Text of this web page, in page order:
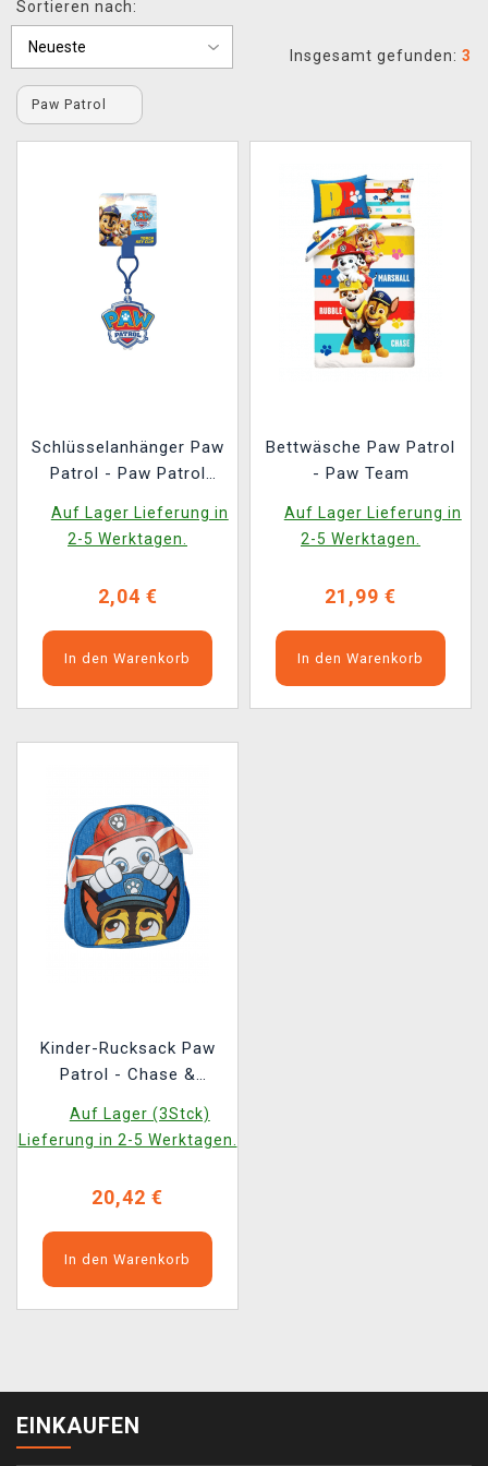
XZONE CLUB
Sortieren nach:
Insgesamt gefunden: 3
Paw Patrol
Schlüsselanhänger Paw
Patrol - Paw Patrol
Auf Lager Lieferung in
2-5 Werktagen.
2,04 €
In den Warenkorb
Bettwäsche Paw Patrol
- Paw Team
Auf Lager Lieferung in
2-5 Werktagen.
21,99 €
In den Warenkorb
Kinder-Rucksack Paw
Patrol - Chase &
Auf Lager (3Stck)
Lieferung in 2-5 Werktagen.
20,42 €
In den Warenkorb
EINKAUFEN